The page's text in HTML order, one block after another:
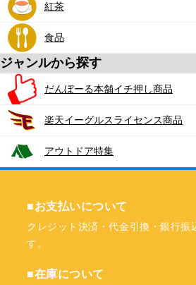
紅茶
食品
ジャンルから探す
だんぼーる本舗イチ押し商品
楽天イーグルスライセンス商品
アウトドア特集
■お支払いについて
クレジット決済・代金引換・銀行振
す。
■在庫について